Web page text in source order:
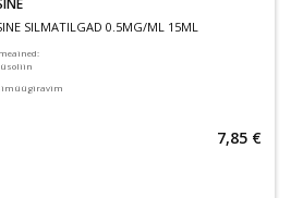
SILMATILGAD 0.5MG/ML 15ML
:
7,85 €